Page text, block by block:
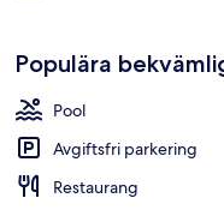
Populära
Pool
Avgiftsfri parkering
Restaurang